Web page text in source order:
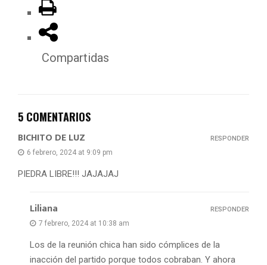
Compartidas
5 COMENTARIOS
BICHITO DE LUZ
6 febrero, 2024 at 9:09 pm
PIEDRA LIBRE!!! JAJAJAJ
RESPONDER
Liliana
7 febrero, 2024 at 10:38 am
Los de la reunión chica han sido cómplices de la
inacción del partido porque todos cobraban. Y ahora
RESPONDER